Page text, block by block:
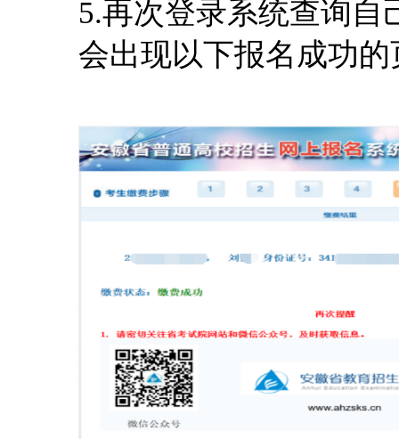
5.再次登录系统查询自
会出现以下报名成功的